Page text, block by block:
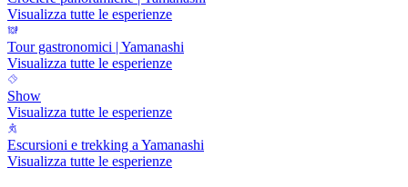
Visualizza tutte le esperienze
Tour gastronomici | Yamanashi
Visualizza tutte le esperienze
Show
Visualizza tutte le esperienze
Escursioni e trekking a Yamanashi
Visualizza tutte le esperienze